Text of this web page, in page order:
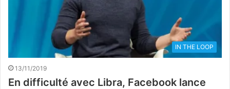
IN THE LOOP
13/11/2019
En difficulté avec Libra, Facebook lance